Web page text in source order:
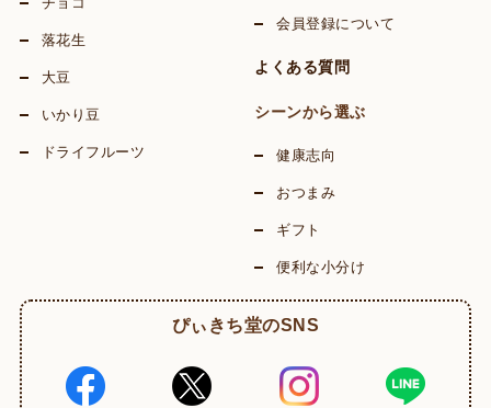
会員登録について
よくある質問
チョコ
落花生
大豆
いかり豆
ドライフルーツ
シーンから選ぶ
健康志向
おつまみ
ギフト
便利な小分け
ぴぃきち堂のSNS